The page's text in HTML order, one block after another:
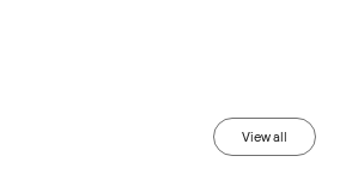
View all